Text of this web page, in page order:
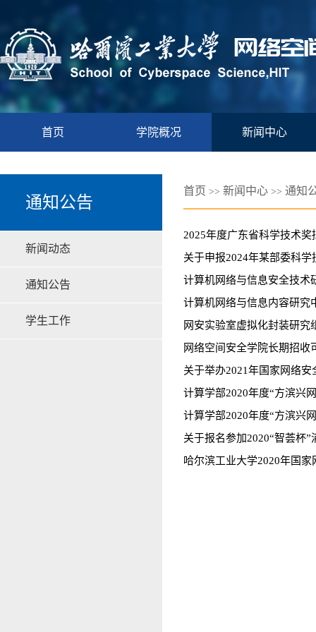
首页 学院概况 新闻中心
通知公告
新闻动态
通知公告
学生工作
首页 >> 新闻中心 >> 通知
2025年度广东省科学技术奖
关于申报2024年某部委科
计算机网络与信息安全技术
计算机网络与信息内容研究
网安实验室虚拟化封装研
网络空间安全学院长期招
关于举办2021年国家网络
计算学部2020年度“方滨兴
计算学部2020年度“方滨兴
关于报名参加2020“智荟杯
哈尔滨工业大学2020年国